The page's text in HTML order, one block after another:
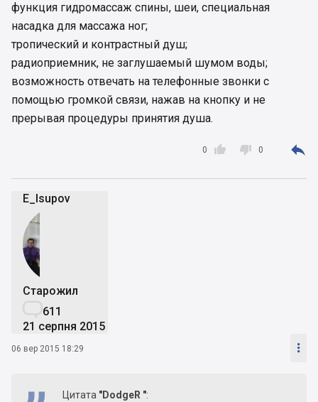
функция гидромассаж спины, шеи, специальная
насадка для массажа ног;
тропический и контрастный душ;
радиоприемник, не заглушаемый шумом воды;
возможность отвечать на телефонные звонки с
помощью громкой связи, нажав на кнопку и не
прерывая процедуры принятия душа.

0  0 
E_Isupov
Старожил
611
21 серпня 2015
06 вер 2015 18:29 
Цитата "DodgeR ":